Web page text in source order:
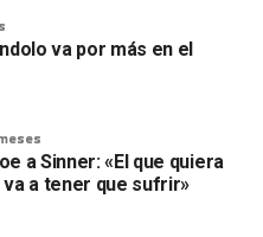
va por más en el
a Sinner: «El que quiera
a tener que sufrir»